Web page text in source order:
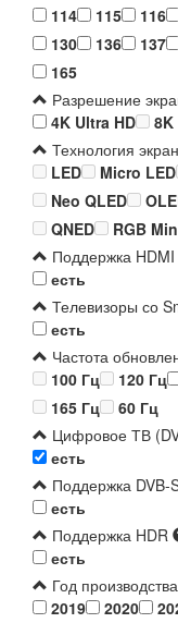
114
115 116
130
136 137
165
Разрешение
4K Ultra HD
8K
Технология
LED
Micro LED
Neo QLED
QNED
RGB
Поддержка HDMI
есть
Телевизоры со
есть
Частота
100 Гц
120 Гц
165 Гц
60 Гц
Цифровое ТВ
есть
Поддержка DVB-
есть
Поддержка HDR
есть
Год производства
2019
2020